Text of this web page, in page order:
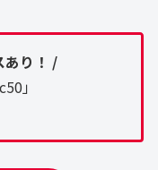
あり！ /
」